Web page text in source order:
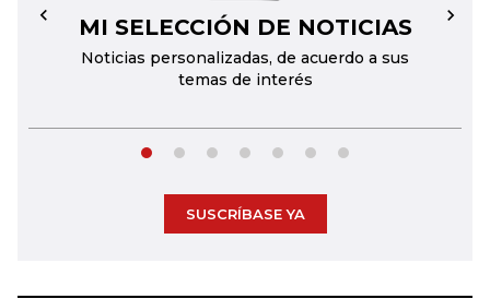
MI SELECCIÓN DE NOTICIAS
Noticias personalizadas, de acuerdo a sus
temas de interés
← →
SUSCRÍBASE YA